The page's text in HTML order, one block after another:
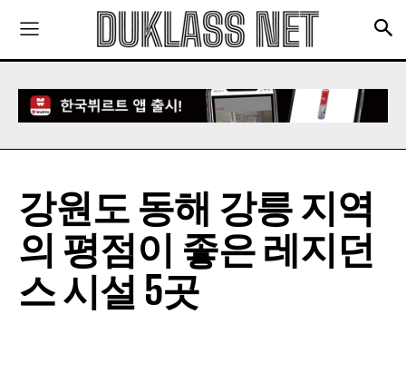
강원도 동해 강릉 지역
의 평점이 좋은 레지던
스 시설 5곳